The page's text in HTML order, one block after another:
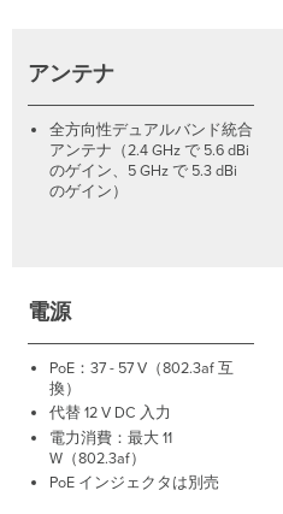
アンテナ
全方向性デュアルバンド統合
アンテナ（2.4 GHz で 5.6 dBi
のゲイン、5 GHz で 5.3 dBi
のゲイン）
電源
PoE：37 - 57 V（802.3af 互
換）
代替 12 V DC 入力
電力消費：最大 11
W（802.3af）
PoE インジェクタは別売